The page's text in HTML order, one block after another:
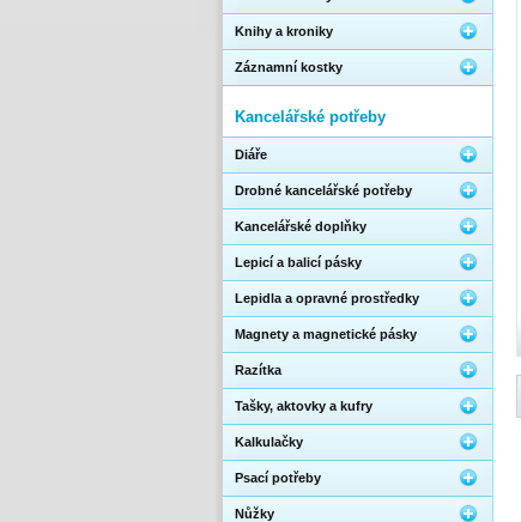
Knihy a kroniky
Záznamní kostky
Kancelářské potřeby
Diáře
Drobné kancelářské potřeby
Kancelářské doplňky
Lepicí a balicí pásky
Lepidla a opravné prostředky
Magnety a magnetické pásky
Razítka
Tašky, aktovky a kufry
Kalkulačky
Psací potřeby
Nůžky